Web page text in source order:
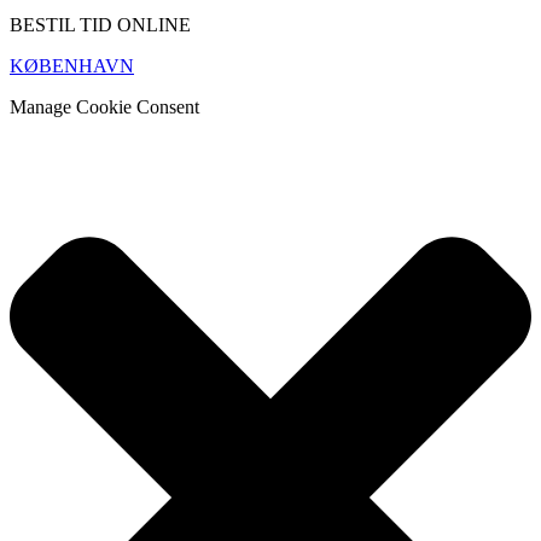
BESTIL TID ONLINE
KØBENHAVN
Manage Cookie Consent